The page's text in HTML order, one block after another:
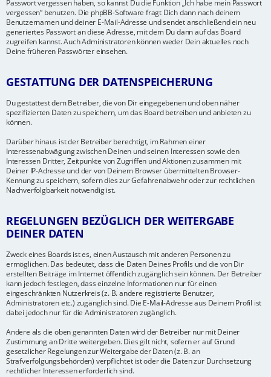
Passwort vergessen haben, so kannst Du die Funktion „Ich habe mein Passwort
vergessen“ benutzen. Die phpBB-Software fragt Dich dann nach deinem
Benutzernamen und deiner E-Mail-Adresse und sendet anschließend ein neu
generiertes Passwort an diese Adresse, mit dem Du dann auf das Board
zugreifen kannst. Auch Administratoren können weder Dein aktuelles noch
Deine früheren Passwörter einsehen.
GESTATTUNG DER DATENSPEICHERUNG
Du gestattest dem Betreiber, die von Dir eingegebenen und oben näher
spezifizierten Daten zu speichern, um das Board betreiben und anbieten zu
können.
Darüber hinaus ist der Betreiber berechtigt, im Rahmen einer
Interessenabwägung zwischen Deinen und seinen Interessen sowie den
Interessen Dritter, Zeitpunkte von Zugriffen und Aktionen zusammen mit
Deiner IP-Adresse und der von Deinem Browser übermittelten Browser-
Kennung zu speichern, sofern dies zur Gefahrenabwehr oder zur rechtlichen
Nachverfolgbarkeit notwendig ist.
REGELUNGEN BEZÜGLICH DER WEITERGABE
DEINER DATEN
Zweck eines Boards ist es, einen Austausch mit anderen Personen zu
ermöglichen. Das bedeutet, dass die Daten Deines Profils und die von Dir
erstellten Beiträge im Internet öffentlich zugänglich sein können. Der Betreiber
kann jedoch festlegen, dass einzelne Informationen nur für einen
eingeschränkten Nutzerkreis (z. B. andere registrierte Benutzer,
Administratoren etc.) zugänglich sind. Die E-Mail-Adresse aus Deinem Profil ist
dabei jedoch nur für die Administratoren zugänglich.
Andere als die oben genannten Daten wird der Betreiber nur mit Deiner
Zustimmung an Dritte weitergeben. Dies gilt nicht, sofern er auf Grund
gesetzlicher Regelungen zur Weitergabe der Daten (z. B. an
Strafverfolgungsbehörden) verpflichtet ist oder die Daten zur Durchsetzung
rechtlicher Interessen erforderlich sind.